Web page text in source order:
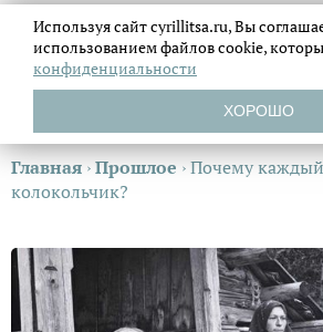
Главная ›Прошлое ›Почему
колокольчик?
Используя сайт cyrillitsa.ru, Вы
использованием файловcookie,
конфиденциальности
ХОРОШО